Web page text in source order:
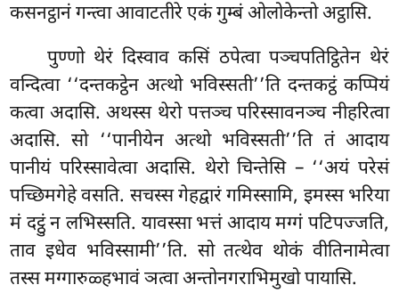
कसनट्ठानं गन्त्वा आवाटतीरे एकं गुम्बं ओलोकेन्तो अट्ठासि.
पुण्णो थेरं दिस्वाव कसिं ठपेत्वा पञ्चपतिट्ठितेन थेरं
वन्दित्वा ‘‘दन्तकट्ठेन अत्थो भविस्सती’’ति दन्तकट्ठं कप्पियं
कत्वा अदासि. अथस्स थेरो पत्तञ्च परिस्सावनञ्च नीहरित्वा
अदासि. सो ‘‘पानीयेन अत्थो भविस्सती’’ति तं आदाय
पानीयं परिस्सावेत्वा अदासि. थेरो चिन्तेसि – ‘‘अयं परेसं
पच्छिमगेहे वसति. सचस्स गेहद्वारं गमिस्सामि, इमस्स भरिया
मं दट्ठुं न लभिस्सति. यावस्सा भत्तं आदाय मग्गं पटिपज्जति,
ताव इधेव भविस्सामी’’ति. सो तत्थेव थोकं वीतिनामेत्वा
तस्स मग्गारुळ्हभावं ञत्वा अन्तोनगराभिमुखो पायासि.